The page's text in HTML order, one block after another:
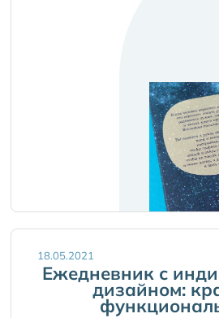
18.05.2021
Ежедневник с
дизайном: